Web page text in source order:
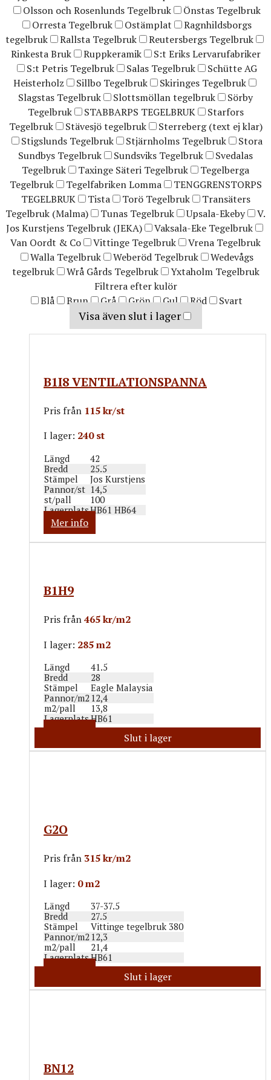
Olsson och Rosenlunds Tegelbruk
Önstas Tegelbruk
Orresta Tegelbruk
Ostämplat
Ragnhildsborgs
tegelbruk
Rallsta Tegelbruk
Reutersbergs Tegelbruk
Rinkesta Bruk
Ruppkeramik
S:t Eriks Lervarufabriker
S:t Petris Tegelbruk
Salas Tegelbruk
Schütte AG
Heisterholz
Sillbo Tegelbruk
Skiringes Tegelbruk
Slagstas Tegelbruk
Slottsmöllan tegelbruk
Sörby
Tegelbruk
STABBARPS TEGELBRUK
Starfors
Tegelbruk
Stävesjö tegelbruk
Sterreberg (text ej klar)
Stigslunds Tegelbruk
Stjärnholms Tegelbruk
Stora
Sundbys Tegelbruk
Sundsviks Tegelbruk
Svedalas
Tegelbruk
Taxinge Säteri Tegelbruk
Tegelberga
Tegelbruk
Tegelfabriken Lomma
TENGGRENSTORPS
TEGELBRUK
Tista Torö Tegelbruk
Transäters
Tegelbruk (Malma)
Tunas Tegelbruk Upsala-Ekeby
V.
Jos Kurstjens Tegelbruk (JEKA)
Vaksala-Eke Tegelbruk
Van Oordt & Co
Vittinge Tegelbruk
Vrena Tegelbruk
Walla Tegelbruk
Weberöd Tegelbruk
Wedevågs
tegelbruk
Wrå Gårds Tegelbruk
Yxtaholm Tegelbruk
Filtrera efter kulör
Blå
Brun Grå Grön Gul Röd Svart
Visa även slut i lager
B1I8 VENTILATIONSPANNA
Pris från 115 kr/st
I lager: 240 st
Längd
42
Bredd
25.5
Stämpel
Jos Kurstjens
Pannor/st 14,5
st/pall
100
LagerplatsHB61 HB64
Mer info
B1H9
Pris från465 kr/m2
I lager: 285 m2
Längd
41.5
Bredd
28
Stämpel
Eagle Malaysia
Pannor/m2 12,4
m2/pall
13,8
LagerplatsHB61
Slut i lager
G2O
Pris från 315 kr/m2
I lager: 0 m2
Längd
37-37.5
Bredd
27.5
Stämpel
Vittinge tegelbruk 380
Pannor/m2 12,3
m2/pall
21,4
LagerplatsHB61
Slut i lager
BN12